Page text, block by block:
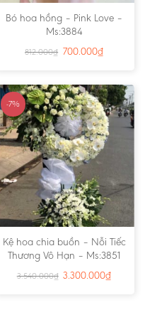
Bó hoa hồng – Pink Love –
Ms:3884
812.000₫ 700.000₫
-7%
Kệ hoa chia buồn – Nỗi Tiếc
Thương Vô Hạn – Ms:3851
3.540.000₫ 3.300.000₫